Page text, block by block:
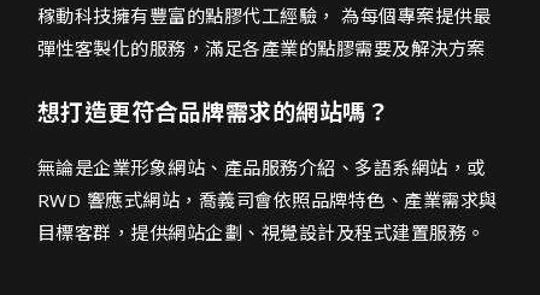
稼動科技有限公司網頁設計介紹
稼動科技擁有豐富的點膠代工經驗， 為每個專案提供最
彈性客製化的服務，滿足各產業的點膠需要及解決方案
想打造更符合品牌需求的網站嗎？
無論是企業形象網站、產品服務介紹、多語系網站，或
RWD 響應式網站，喬義司會依照品牌特色、產業需求與
目標客群，提供網站企劃、視覺設計及程式建置服務。